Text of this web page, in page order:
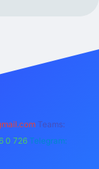
Teams:
0 726 Telegram: